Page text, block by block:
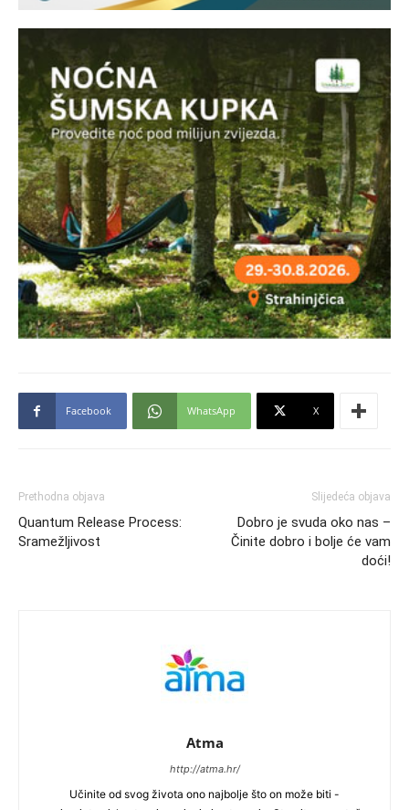
Facebook WhatsApp X
Prethodna objava
Quantum Release Process:
Sramežljivost
Slijedeća objava
Dobro je svuda oko nas –
Činite dobro i bolje će vam
doći!
Atma
http://atma.hr/
Učinite od svog života ono najbolje što on može biti -